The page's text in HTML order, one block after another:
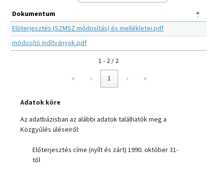
Dokumentum
Elöterjesztés (SZMSZ módosítás) és mellékletei.pdf
módosító indítványok.pdf
1 - 2 / 2
«
‹ 1 › »
Adatok köre
Az adatbázisban az alábbi adatok találhatók meg a
Közgyűlés üléseiről:
Előterjesztés címe (nyílt és zárt) 1990. október 31-
től